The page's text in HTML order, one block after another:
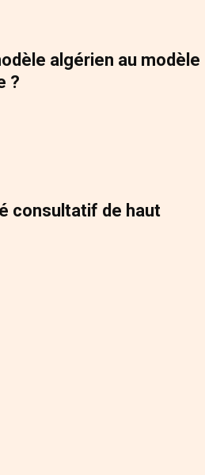
algérien au modèle
?
consultatif de haut